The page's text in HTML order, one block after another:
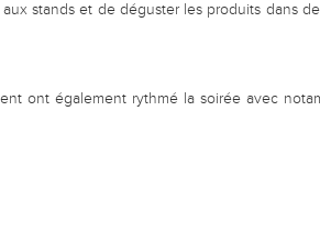
stands et de déguster les produits dans
ont également rythmé la soirée avec